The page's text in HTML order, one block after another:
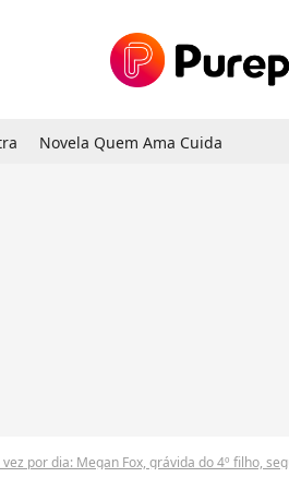
Novela Quem Ama Cuida
por dia: Megan Fox, grávida do 4º filho,